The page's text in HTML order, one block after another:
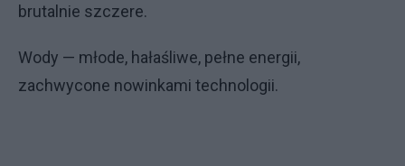
brutalnie szczere.
Wody — młode, hałaśliwe, pełne energii,
zachwycone nowinkami technologii.